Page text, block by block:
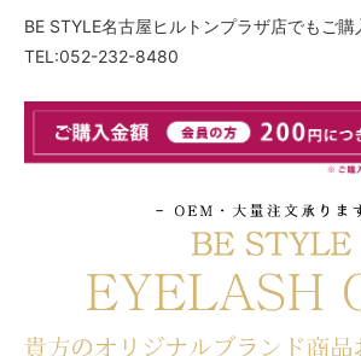
BE STYLE名古屋ヒルトンプラザ店でもご購
TEL:052-232-8480